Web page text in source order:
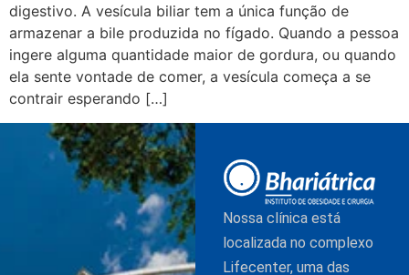
digestivo. A vesícula biliar tem a única função de
armazenar a bile produzida no fígado. Quando a pessoa
ingere alguma quantidade maior de gordura, ou quando
ela sente vontade de comer, a vesícula começa a se
contrair esperando […]
Nossa clínica está
localizada no complexo
Lifecenter, uma das